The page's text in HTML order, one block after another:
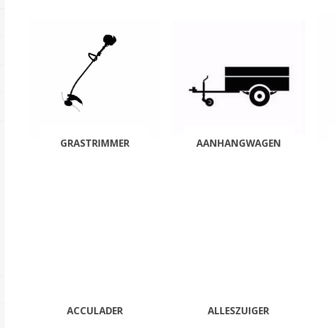
OOGSTMACHINES WEIDEBOUWMACHINES
GRASTRIMMER AANHANGWAGEN
ACCULADER ALLESZUIGER